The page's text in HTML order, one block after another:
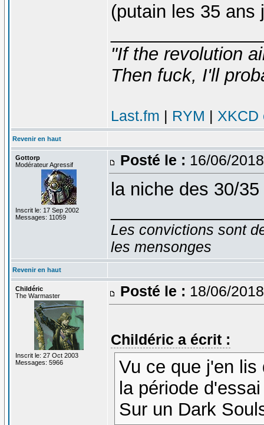
(putain les 35 ans
"If the revolution
Then fuck, I'll
Last.fm | RYM | XKCD
Revenir en haut
Gottorp
Modérateur Agressif
Inscrit le: 17 Sep 2002
Messages: 11059
Posté le : 16/06/
la niche des 30/
Les convictions sont
les mensonges
Revenir en haut
Childéric
The Warmaster
Inscrit le: 27 Oct 2003
Messages: 5966
Posté le : 18/06/
Childéric a écrit :
Vu ce que j'en lis
la période
Sur un Dark